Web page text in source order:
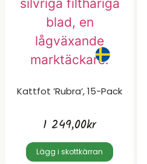
Kattfot ’Rubra’, 15-Pack
1 249,00kr
Lägg i skottkärran